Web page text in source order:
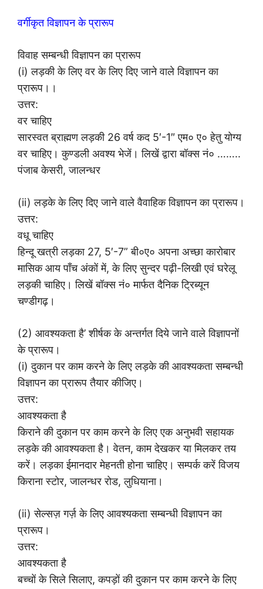
वर्गीकृत विज्ञापन के प्रारूप
विवाह सम्बन्धी विज्ञापन का प्रारूप
(i) लड़की के लिए वर के लिए दिए जाने वाले विज्ञापन का
प्रारूप।।
उत्तर:
वर चाहिए
सारस्वत ब्राह्मण लड़की 26 वर्ष कद 5′-1″ एम० ए० हेतु योग्य
वर चाहिए। कुण्डली अवश्य भेजें। लिखें द्वारा बॉक्स नं० ……..
पंजाब केसरी, जालन्धर
(ii) लड़के के लिए दिए जाने वाले वैवाहिक विज्ञापन का प्रारूप।
उत्तर:
वधू चाहिए
हिन्दू खत्री लड़का 27, 5′-7” बी०ए० अपना अच्छा कारोबार
मासिक आय पाँच अंकों में, के लिए सुन्दर पढ़ी-लिखी एवं घरेलू
लड़की चाहिए। लिखें बॉक्स नं० मार्फत दैनिक ट्रिब्यून
चण्डीगढ़।
(2) आवश्यकता है’ शीर्षक के अन्तर्गत दिये जाने वाले विज्ञापनों
के प्रारूप।
(i) दुकान पर काम करने के लिए लड़के की आवश्यकता सम्बन्धी
विज्ञापन का प्रारूप तैयार कीजिए।
उत्तर:
आवश्यकता है
किराने की दुकान पर काम करने के लिए एक अनुभवी सहायक
लड़के की आवश्यकता है। वेतन, काम देखकर या मिलकर तय
करें। लड़का ईमानदार मेहनती होना चाहिए। सम्पर्क करें विजय
किराना स्टोर, जालन्धर रोड, लुधियाना।
(ii) सेल्सज़ गर्ज़ के लिए आवश्यकता सम्बन्धी विज्ञापन का
प्रारूप।
उत्तर:
आवश्यकता है
बच्चों के सिले सिलाए, कपड़ों की दुकान पर काम करने के लिए